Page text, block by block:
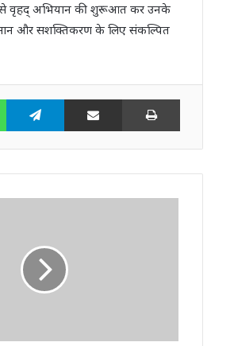
जैसे वृहद् अभियान की शुरूआत कर उनके
और सशक्तिकरण के लिए संकल्पित
WhatsAppTelegram Share via Email Print